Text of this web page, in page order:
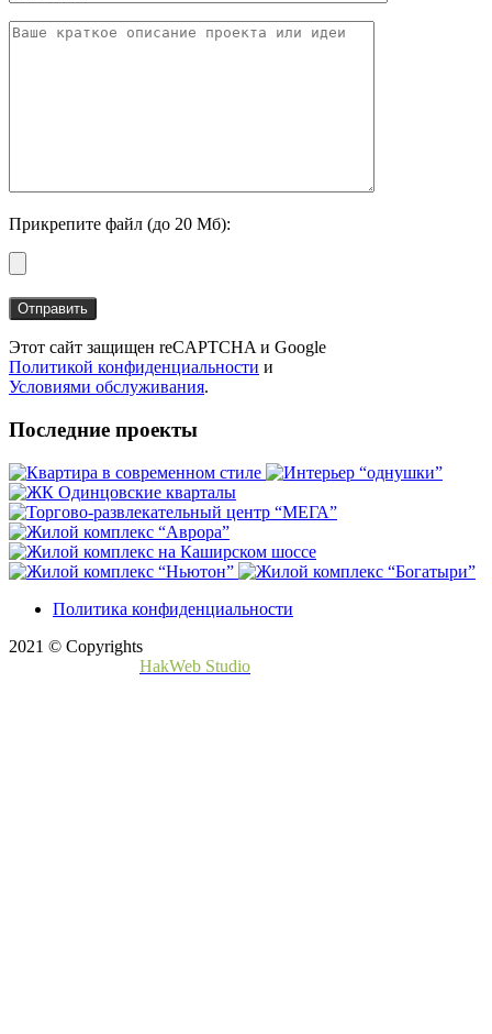
Прикрепите файл (до 20 Мб):
Этот сайт защищен reCAPTCHA и Google
Политикой конфиденциальности и
Условиями обслуживания.
Последние проекты
Политика конфиденциальности
2021 © Copyrights
HakWeb Studio